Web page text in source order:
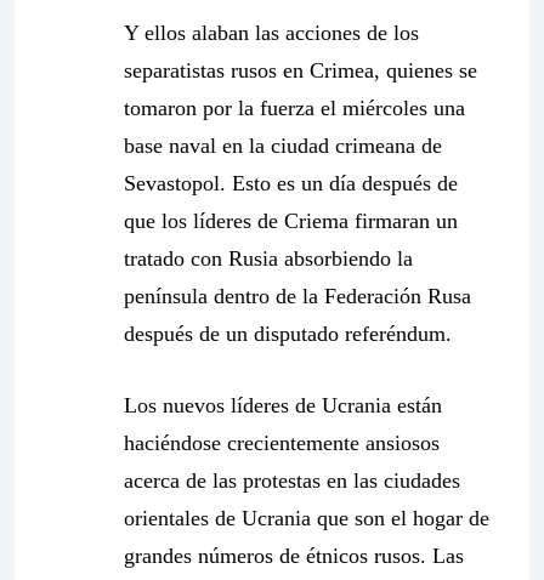
Y ellos alaban las acciones de los
separatistas rusos en Crimea, quienes se
tomaron por la fuerza el miércoles una
base naval en la ciudad crimeana de
Sevastopol. Esto es un día después de
que los líderes de Criema firmaran un
tratado con Rusia absorbiendo la
península dentro de la Federación Rusa
después de un disputado referéndum.
Los nuevos líderes de Ucrania están
haciéndose crecientemente ansiosos
acerca de las protestas en las ciudades
orientales de Ucrania que son el hogar de
grandes números de étnicos rusos. Las